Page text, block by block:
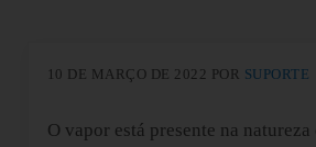
10 DE MARÇO DE 2022 POR SUPORTE
O vapor está presente na natureza